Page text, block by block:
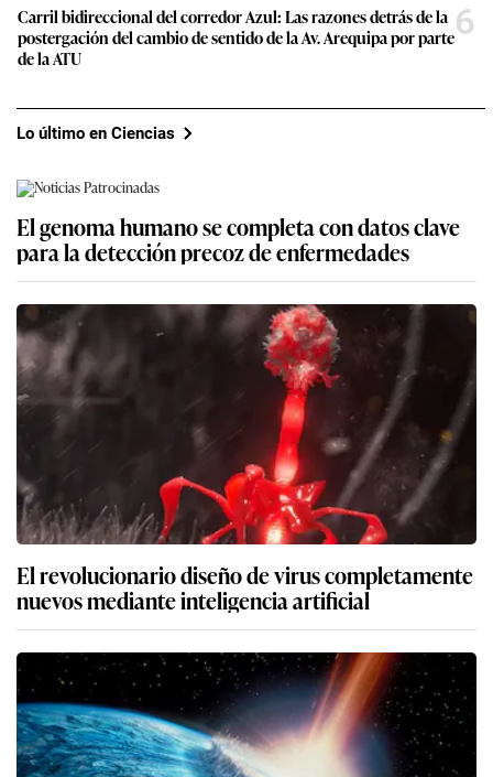
Carril bidireccional del corredor Azul: Las razones detrás de la
postergación del cambio de sentido de la Av. Arequipa por parte
de la ATU
6
Lo último en Ciencias
El genoma humano se completa con datos clave
para la detección precoz de enfermedades
El revolucionario diseño de virus completamente
nuevos mediante inteligencia artificial